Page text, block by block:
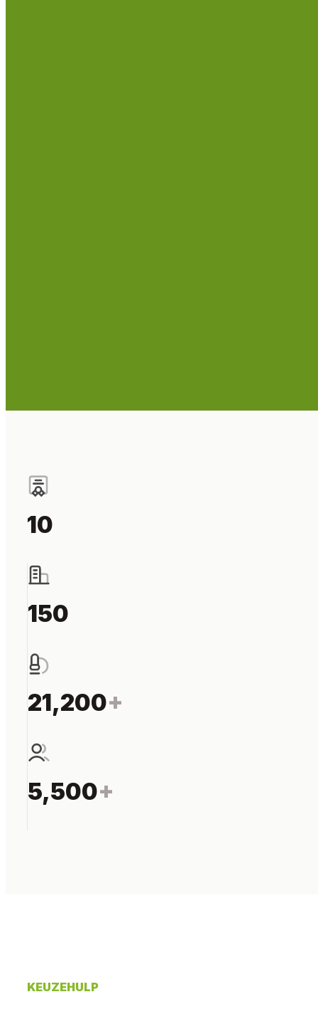
infectieziekten. In ons laboratorium in Oss
medewerkers en vrijwilligers in het groen,
10
150
21,200+
5,500+
KEUZEHULP